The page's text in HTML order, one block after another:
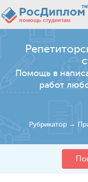
Помощь в
работ
Рубрикатор →